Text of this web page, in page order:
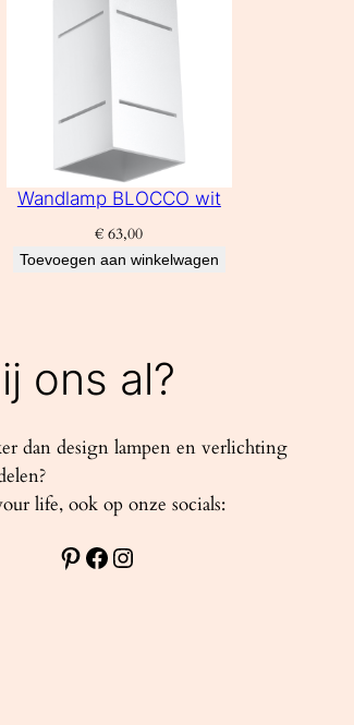
Wandlamp BLOCCO wit
€ 63,00
Toevoegen aan winkelwagen
ons al?
dan design lampen en verlichting
life, ook op onze socials:
Pinterest Facebook Instagram